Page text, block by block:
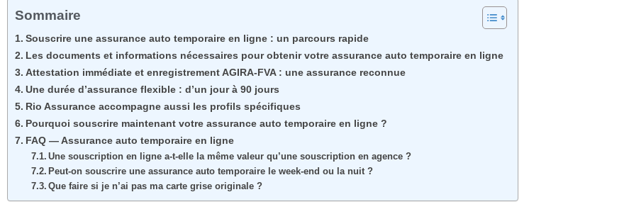
Sommaire
Souscrire une assurance auto temporaire en ligne : un parcours rapide
Les documents et informations nécessaires pour obtenir votre assurance auto temporaire en ligne
Attestation immédiate et enregistrement AGIRA-FVA : une assurance reconnue
Une durée d’assurance flexible : d’un jour à 90 jours
Rio Assurance accompagne aussi les profils spécifiques
Pourquoi souscrire maintenant votre assurance auto temporaire en ligne ?
FAQ — Assurance auto temporaire en ligne
Une souscription en ligne a-t-elle la même valeur qu’une souscription en agence ?
Peut-on souscrire une assurance auto temporaire le week-end ou la nuit ?
Que faire si je n’ai pas ma carte grise originale ?